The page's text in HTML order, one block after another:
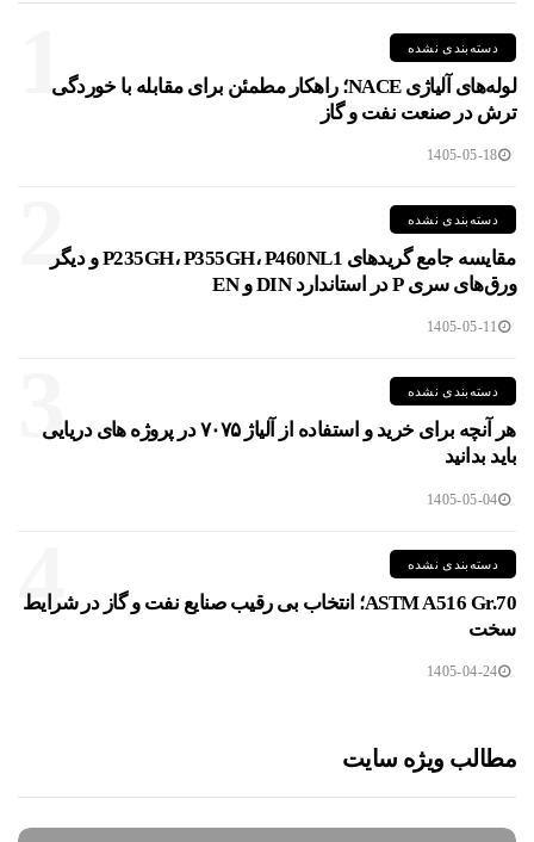
1 دسته‌بندی نشده
لوله‌های آلیاژی NACE؛ راهکار مطمئن برای مقابله با خوردگی
ترش در صنعت نفت و گاز
1405-05-18
2 دسته‌بندی نشده
مقایسه جامع گریدهای P235GH، P355GH، P460NL1 و دیگر
ورق‌های سری P در استاندارد DIN و EN
1405-05-11
3 دسته‌بندی نشده
هر آنچه برای خرید و استفاده از آلیاژ ۷۰۷۵ در پروژه های دریایی
باید بدانید
1405-05-04
4 دسته‌بندی نشده
ASTM A516 Gr.70؛ انتخاب بی رقیب صنایع نفت و گاز در شرایط
سخت
1405-04-24
مطالب ویژه سایت